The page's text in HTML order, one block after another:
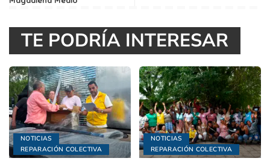
TE PODRÍA INTERESAR
NOTICIAS
REPARACIÓN COLECTIVA
NOTICIAS
REPARACIÓN COLECTIVA